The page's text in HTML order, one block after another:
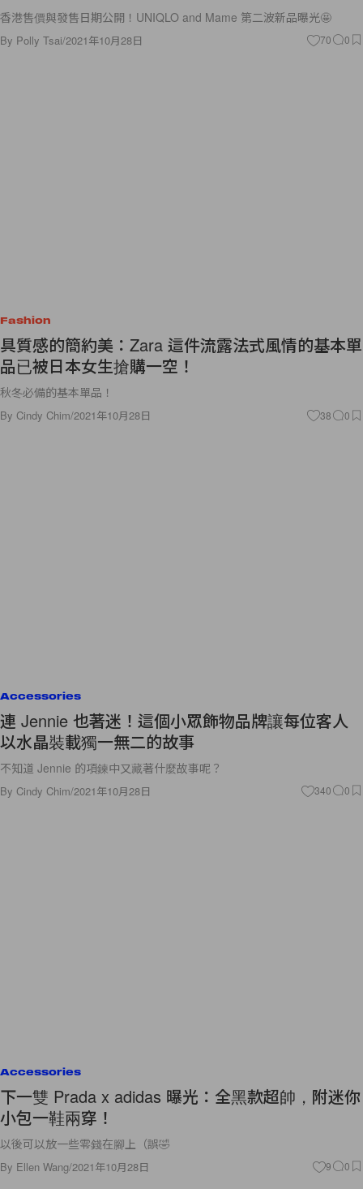
香港售價與發售日期公開！UNIQLO and Mame 第二波新品曝光🤩
By Polly Tsai/2021年10月28日 70 0
Fashion
具質感的簡約美：Zara 這件流露法式風情的基本單
品已被日本女生搶購一空！
秋冬必備的基本單品！
By Cindy Chim/2021年10月28日 38 0
Accessories
連 Jennie 也著迷！這個小眾飾物品牌讓每位客人
以水晶裝載獨一無二的故事
不知道 Jennie 的項鍊中又藏著什麼故事呢？
By Cindy Chim/2021年10月28日 340 0
Accessories
下一雙 Prada x adidas 曝光：全黑款超帥，附迷你
小包一鞋兩穿！
以後可以放一些零錢在腳上（誤🤣
By Ellen Wang/2021年10月28日 9 0